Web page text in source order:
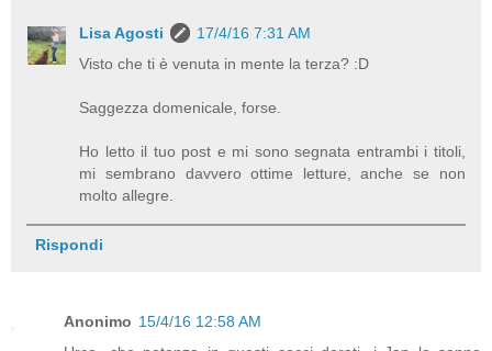
Lisa Agosti
17/4/16 7:31 AM
Visto che ti è venuta in mente la terza? :D
Saggezza domenicale, forse.
Ho letto il tuo post e mi sono segnata entrambi i titoli,
mi sembrano davvero ottime letture, anche se non
molto allegre.
Rispondi
Anonimo 15/4/16 12:58 AM